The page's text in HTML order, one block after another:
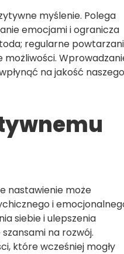
myślenie. Polega
emocjami i ogranicza
regularne
możliwości.
na jakość naszego
nastawienie może
i
siebie i ulepszenia
na rozwój.
które wcześniej mogły